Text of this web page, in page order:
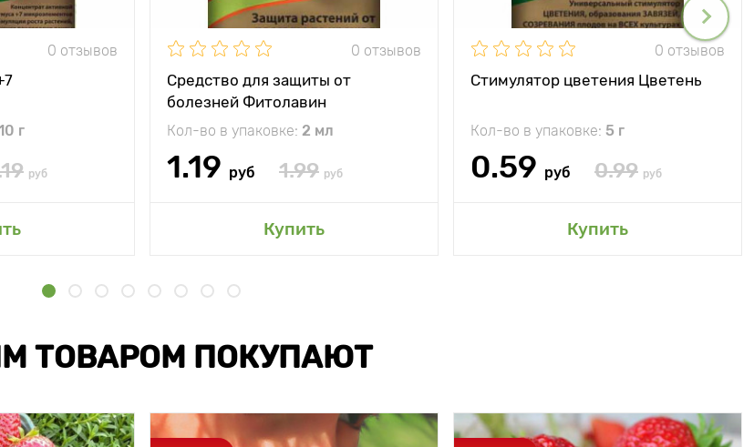
0 отзывов
г
руб
0 отзывов
Средство для защиты от
болезней Фитолавин
Кол-во в упаковке: 2 мл
1.19 руб 1.99 руб
Купить
0 отзывов
Стимулятор цветения Цветень
Кол-во в упаковке: 5 г
0.59 руб 0.99 руб
Купить
ТОВАРОМ ПОКУПАЮТ